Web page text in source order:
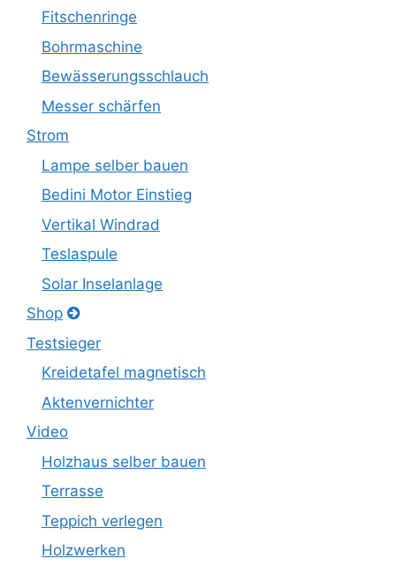
Fitschenringe
Bohrmaschine
Bewässerungsschlauch
Messer schärfen
Strom
Lampe selber bauen
Bedini Motor Einstieg
Vertikal Windrad
Teslaspule
Solar Inselanlage
Shop
Testsieger
Kreidetafel magnetisch
Aktenvernichter
Video
Holzhaus selber bauen
Terrasse
Teppich verlegen
Holzwerken